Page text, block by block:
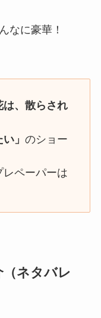
なに豪華！
は、散らされ
い」のショー
ペーパーは
（ネタバレ